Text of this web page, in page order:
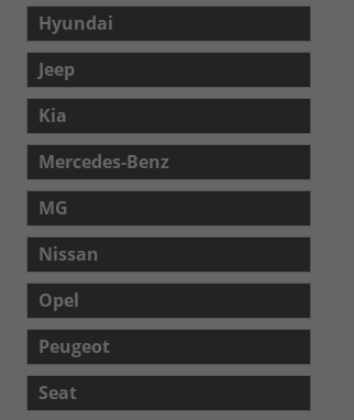
Hyundai
Jeep
Kia
Mercedes-Benz
MG
Nissan
Opel
Peugeot
Seat